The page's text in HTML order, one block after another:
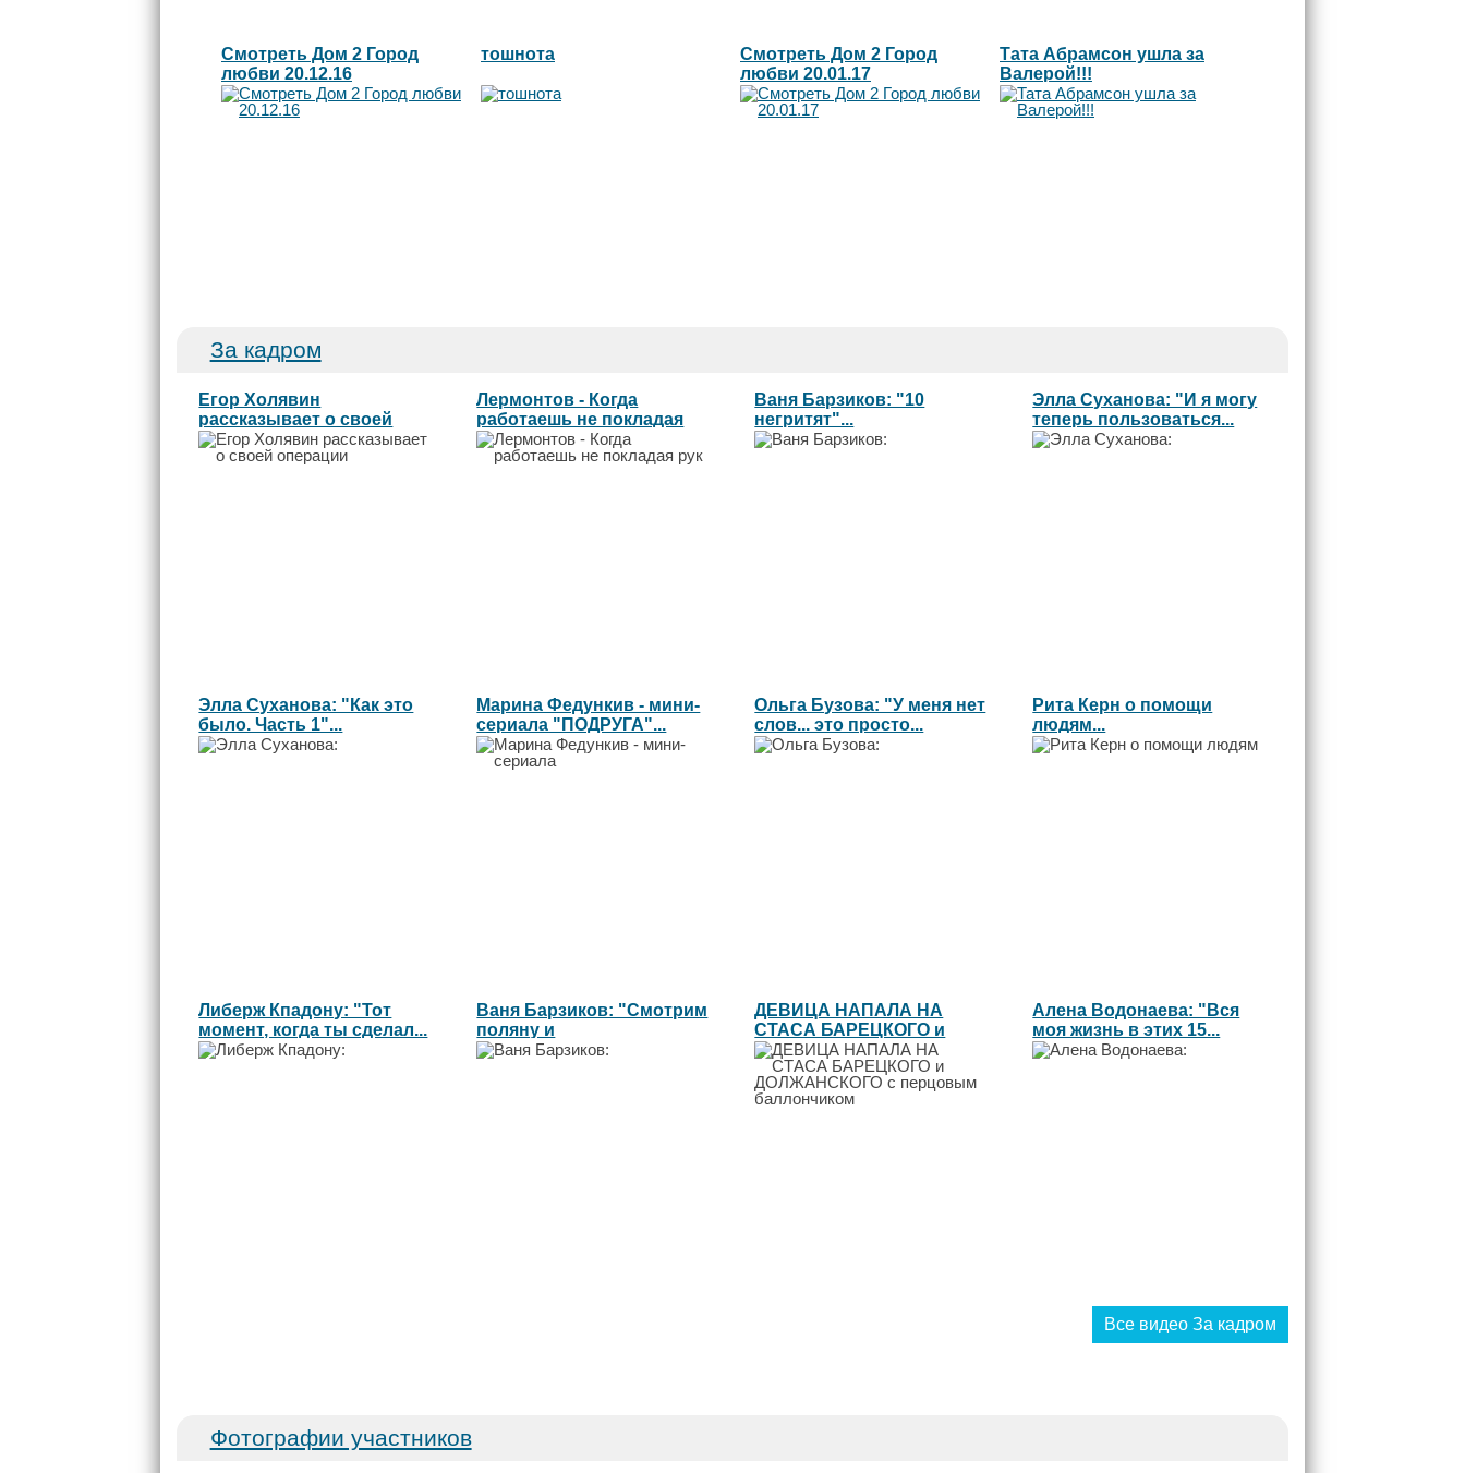
Смотреть Дом 2 Город
любви 20.12.16
тошнота
Смотреть Дом 2 Город
любви 20.01.17
Тата Абрамсон ушла за
Валерой!!!
За кадром
Егор Холявин
рассказывает о своей
операции...
Лермонтов - Когда
работаешь не покладая
рук...
Ваня Барзиков: "10
негритят"...
Элла Суханова: "И я могу
теперь пользоваться...
Элла Суханова: "Как это
было. Часть 1"...
Марина Федункив - мини-
сериала "ПОДРУГА"...
Ольга Бузова: "У меня нет
слов... это просто...
Рита Керн о помощи
людям...
Либерж Кпадону: "Тот
момент, когда ты сделал...
Ваня Барзиков: "Смотрим
поляну и
комментируем"...
ДЕВИЦА НАПАЛА НА
СТАСА БАРЕЦКОГО и
ДОЛЖАНСКОГО с...
Алена Водонаева: "Вся
моя жизнь в этих 15...
Все видео За кадром
Фотографии участников